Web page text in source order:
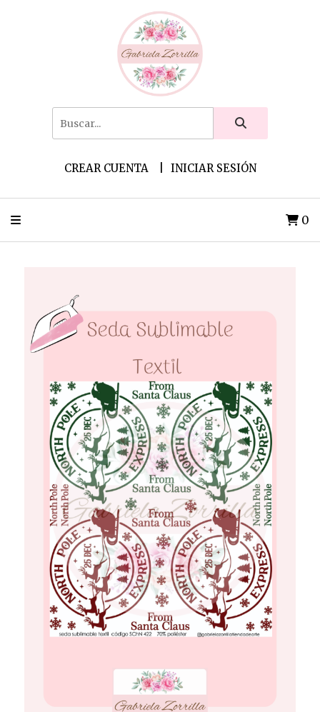
CREAR CUENTA INICIAR SESIÓN
0